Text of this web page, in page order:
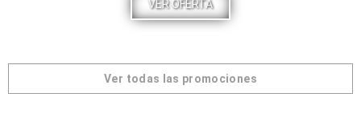
VER OFERTA
Ver todas las promociones